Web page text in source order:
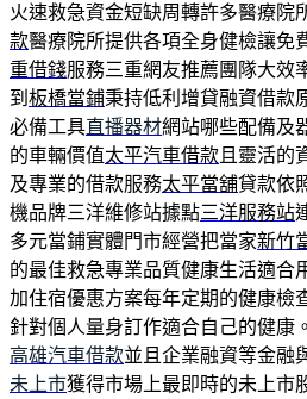
火速救急資金短缺周轉許多醫療院
款醫療院所提供各項全身健檢讓免
重借錢服務三重網友推薦團隊大效
到 板橋當鋪秉持低利增貸融資借款
必備工具直播器材網站哪些配備及
的車輛價值太平汽車借款 且靈活的
及專業的借款服務太平當舖貸款依
機品牌三洋維修站據點三洋服務站
多元當鋪實體門市經營把當家新竹
的最佳救急專業品質健康生活適合
加住宿優惠方案每年定期的健康檢
針對個人量身訂作適合自己的健康。
高雄汽車借款並且企業融資等金融
未上市獲得市場上最即時的未上市